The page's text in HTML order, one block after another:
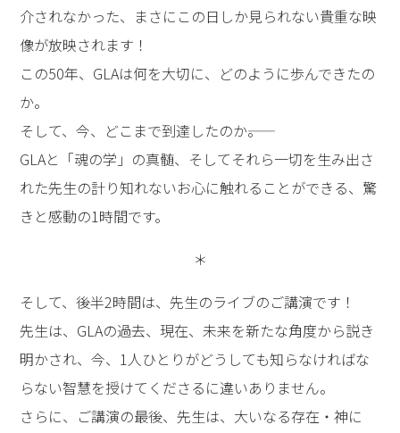
介されなかった、まさにこの日しか見られない貴重な映
像が放映されます！
この50年、GLAは何を大切に、どのように歩んできたの
か。
そして、今、どこまで到達したのか――。
GLAと「魂の学」の真髄、そしてそれら一切を生み出さ
れた先生の計り知れないお心に触れることができる、驚
きと感動の1時間です。
＊
そして、後半2時間は、先生のライブのご講演です！
先生は、GLAの過去、現在、未来を新たな角度から説き
明かされ、今、1人ひとりがどうしても知らなければな
らない智慧を授けてくださるに違いありません。
さらに、ご講演の最後、先生は、大いなる存在・神に